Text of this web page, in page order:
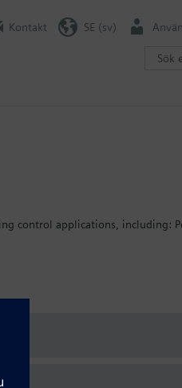
Kontakt SE (sv)
control applications, including: